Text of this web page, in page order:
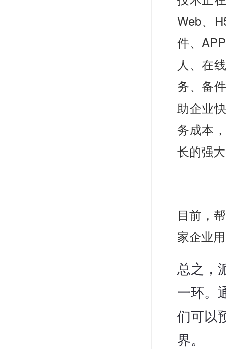
Web、
件、
人、在
务、备
助企业
务成本
长的强
目前，
家企业
总之，
一环。
们可以
界。